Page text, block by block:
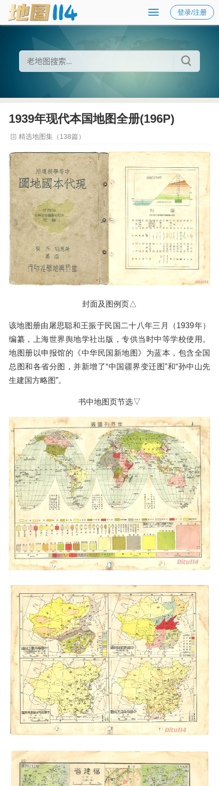
登录/注册
1939年现代本国地图全册(196P)
精选地图集（138篇）
封面及图例页△
该地图册由屠思聪和王振于民国二十八年三月（1939年）
编纂，上海世界舆地学社出版，专供当时中等学校使用。
地图册以申报馆的《中华民国新地图》为蓝本，包含全国
总图和各省分图，并新增了“中国疆界变迁图”和“孙中山先
生建国方略图”。
书中地图页节选▽